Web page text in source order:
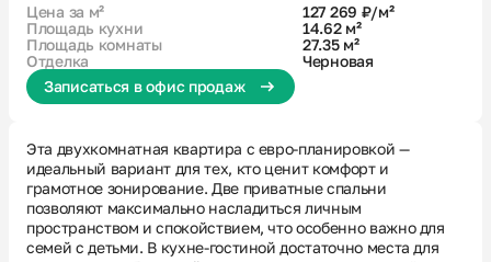
Цена за м²
127 269 ₽/м²
Площадь кухни
14.62 м²
Площадь комнаты
27.35 м²
Отделка
Черновая
Записаться в офис продаж
Эта двухкомнатная квартира с евро-планировкой —
идеальный вариант для тех, кто ценит комфорт и
грамотное зонирование. Две приватные спальни
позволяют максимально насладиться личным
пространством и спокойствием, что особенно важно для
семей с детьми. В кухне-гостиной достаточно места для